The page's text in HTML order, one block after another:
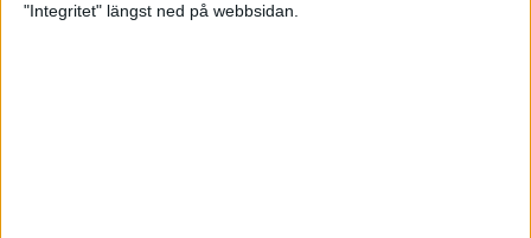
"Integritet" längst ned på webbsidan.